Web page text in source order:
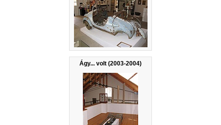
Ágy... volt (2003-2004)